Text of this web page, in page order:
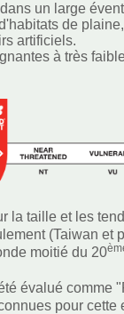
un large
de
artificiels.
à très
la taille et les
(Taiwan
moitié du 20
évalué comme
pour cette